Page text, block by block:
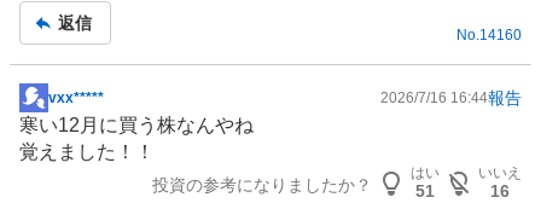
返信
No.14160
掲
示
板
vxx***** 2026/7/16 16:44報告
寒い12月に買う株なんやね
覚えました！！
投資の参考になりましたか？
はい
51
いいえ
16